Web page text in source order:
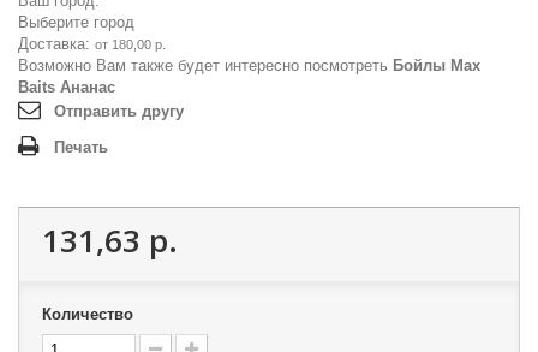
Выберите город
Доставка: от 180,00 р.
Возможно Вам также будет интересно посмотреть Бойлы Max
Baits Ананас
Отправить другу
Печать
131,63 р.
Количество